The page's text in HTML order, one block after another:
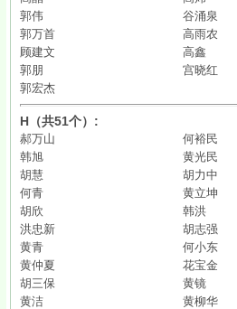
郭伟
谷涌泉
郭万首
高雨农
顾建文
高鑫
郭朋
宫晓红
郭宏杰
H（共51个）:
郝万山
何裕民
韩旭
黄光民
胡慧
胡力中
何青
黄立坤
胡欣
韩洪
洪忠新
胡志强
黄青
何小东
黄仲夏
花宝金
胡三保
黄镜
黄洁
黄柳华